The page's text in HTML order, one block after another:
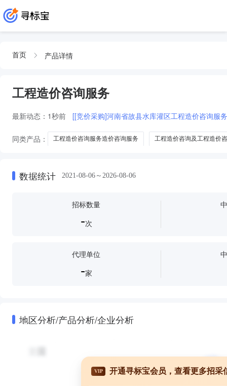
首页 产品详情
工程造价咨询服务
最新动态： 1秒前 [[竞价采购]河南省故县水库灌区工程造价咨询服
同类产品： 工程造价咨询服务造价咨询服务 工程造价咨询及工程造价
数据统计 2021-08-06～2026-08-06
招标数量
-次
代理单位
-家
地区分析/产品分析/企业分析
VIP 开通寻标宝会员，查看更多招采